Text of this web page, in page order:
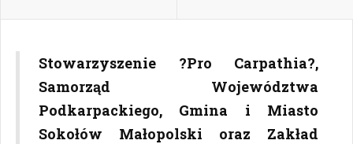
Stowarzyszenie ?Pro Carpathia?,
Samorząd Województwa
Podkarpackiego, Gmina i Miasto
Sokołów Małopolski oraz Zakład